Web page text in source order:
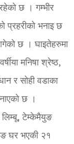
छ । गम्भीर
प्रहरीको भनाइ छ
छ । घाइतेहरुमा
मनिषा श्रेष्ठ,
र सोही वडाका
छ ।
टेम्केमैयुङ
घर भएकी २१